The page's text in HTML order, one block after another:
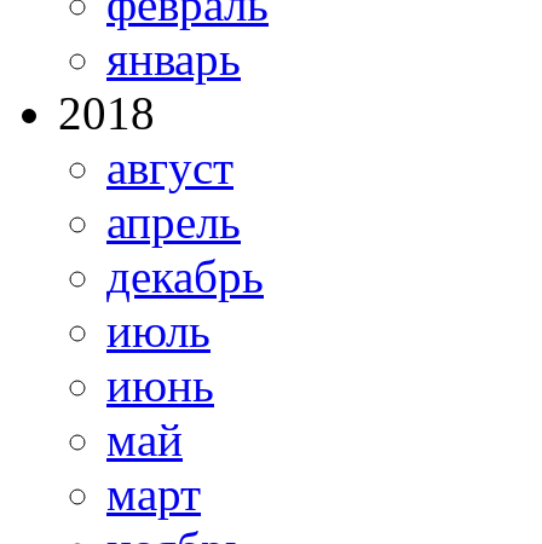
январь
2018
август
апрель
декабрь
июль
июнь
май
март